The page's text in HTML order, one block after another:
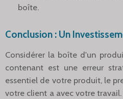
boîte.
Conclusion : Un
Considérer la boîte d'un
contenant est une erreur
essentiel de votre produit, le
votre client a avec votre